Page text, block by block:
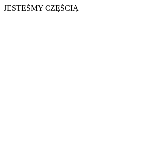
JESTEŚMY CZĘŚCIĄ